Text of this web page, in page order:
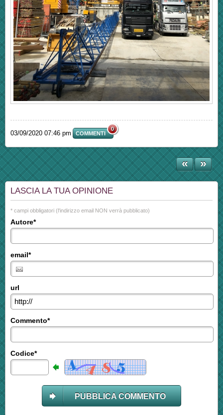
03/09/2020 07:46 pm COMMENTI
0
« »
LASCIA LA TUA OPINIONE
* campi obbligatori (l'indirizzo email NON verrà pubblicato)
Autore*
email*
url
Commento*
Codice*
PUBBLICA COMMENTO